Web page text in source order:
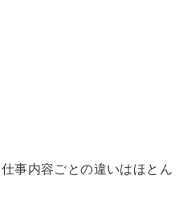
事内容ごとの違いはほとん